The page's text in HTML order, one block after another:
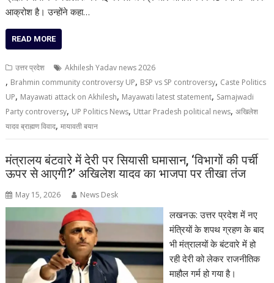
आक्रोश है। उन्होंने कहा…
READ MORE
उत्तर प्रदेश Akhilesh Yadav news 2026
, Brahmin community controversy UP, BSP vs SP controversy, Caste Politics
UP, Mayawati attack on Akhilesh, Mayawati latest statement, Samajwadi
Party controversy, UP Politics News, Uttar Pradesh political news,अखिलेश
यादव ब्राह्मण विवाद,मायावती बयान
मंत्रालय बंटवारे में देरी पर सियासी घमासान, ‘विभागों की पर्ची
ऊपर से आएगी?’ अखिलेश यादव का भाजपा पर तीखा तंज
May 15, 2026 News Desk
लखनऊ: उत्तर प्रदेश में नए
मंत्रियों के शपथ ग्रहण के बाद
भी मंत्रालयों के बंटवारे में हो
रही देरी को लेकर राजनीतिक
माहौल गर्म हो गया है।